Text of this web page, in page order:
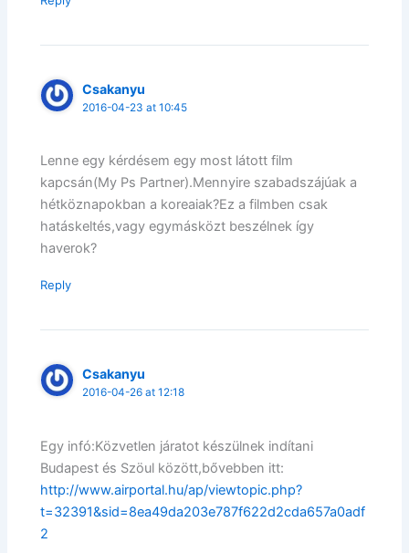
Csakanyu
2016-04-23 at 10:45
Lenne egy kérdésem egy most látott film
kapcsán(My Ps Partner).Mennyire szabadszájúak a
hétköznapokban a koreaiak?Ez a filmben csak
hatáskeltés,vagy egymásközt beszélnek így
haverok?
Reply
Csakanyu
2016-04-26 at 12:18
Egy infó:Közvetlen járatot készülnek indítani
Budapest és Szöul között,bővebben itt:
http://www.airportal.hu/ap/viewtopic.php?
t=32391&sid=8ea49da203e787f622d2cda657a0adf
2